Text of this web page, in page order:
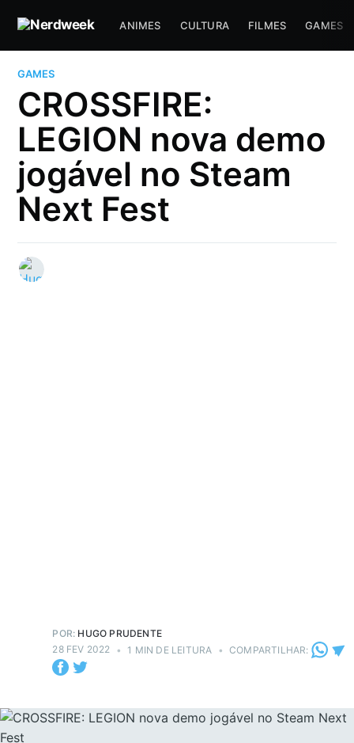
ANIMES CULTURA FILMES GAMES
GAMES
CROSSFIRE:
LEGION nova demo
jogável no Steam
Next Fest
POR: HUGO PRUDENTE
28 FEV 2022 • 1 MIN DE LEITURA • COMPARTILHAR: